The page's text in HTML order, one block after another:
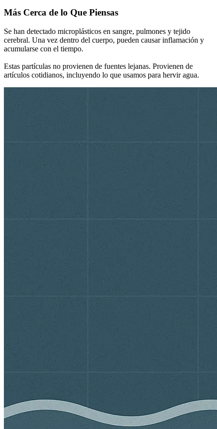
Más Cerca de lo Que Piensas
Se han detectado microplásticos en sangre, pulmones y tejido
cerebral. Una vez dentro del cuerpo, pueden causar inflamación y
acumularse con el tiempo.
Estas partículas no provienen de fuentes lejanas. Provienen de
artículos cotidianos, incluyendo lo que usamos para hervir agua.